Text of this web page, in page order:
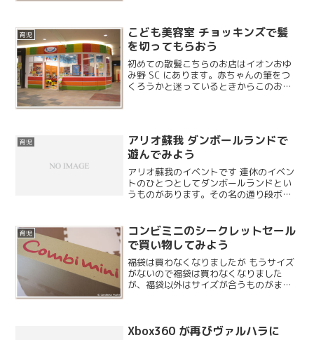
種類が豊富ですが、収容台数が...
育児
こども美容室 チョッキンズで髪
を切ってもらおう
初めての散髪こちらのお店はイオンおゆ
み野 SC にあります。赤ちゃんの筆をつ
くろうかと迷っているときからこのお店
育児
アリオ蘇我 ダンボールランドで
遊んでみよう
アリオ蘇我のイベントです 連休のイベン
トのひとつとしてダンボールランドとい
うものがあります。その名の通り段ボー
育児
コンビミニのシークレットセール
で買い物してみよう
福袋は買わなくなりましたが もうサイズ
がないので福袋は買わなくなりました
が、福袋以外はサイズが合うものがまだ
ます。
Xbox360 が再びヴァルハラに